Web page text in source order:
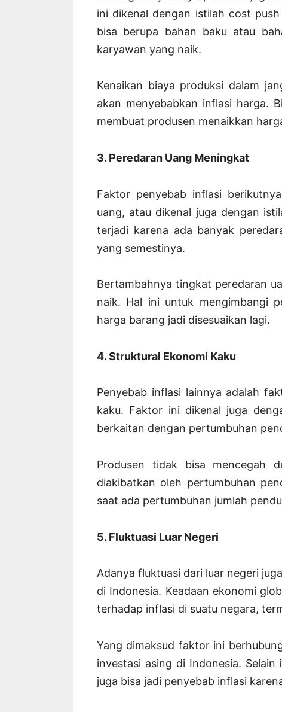
ini dikenal dengan istilah cost
bisa berupa bahan baku atau
karyawan yang naik.
Kenaikan biaya produksi dalam
akan menyebabkan inflasi harga.
membuat produsen menaikkan
3. Peredaran Uang Meningkat
Faktor penyebab inflasi
uang, atau dikenal juga dengan
terjadi karena ada banyak
yang semestinya.
Bertambahnya tingkat peredaran
naik. Hal ini untuk mengimbangi
harga barang jadi disesuaikan lagi.
4. Struktural Ekonomi Kaku
Penyebab inflasi lainnya adalah
kaku. Faktor ini dikenal juga
berkaitan dengan pertumbuhan
Produsen tidak bisa mencegah
diakibatkan oleh pertumbuhan
saat ada pertumbuhan jumlah
5. Fluktuasi Luar Negeri
Adanya fluktuasi dari luar negeri
di Indonesia. Keadaan ekonomi
terhadap inflasi di suatu negara,
Yang dimaksud faktor ini
investasi asing di Indonesia.
juga bisa jadi penyebab inflasi